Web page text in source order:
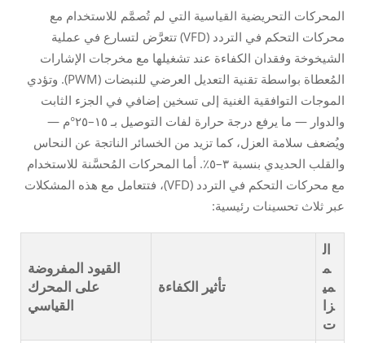
المحركات التحريضية القياسية التي لم تُصمَّم للاستخدام مع
محركات التحكم في التردد (VFD) تتعرَّض لتسارع في عملية
الشيخوخة وفقدان الكفاءة عند تشغيلها مع مخرجات الإشارات
المُعطاة بواسطة تقنية التعديل العرضي للنبضات (PWM). وتؤدي
الموجات التوافقية الغنية إلى تسخين إضافي في الجزء الثابت
والدوار — ما يرفع درجة حرارة لفات التوصيل بـ ١٥–٢٥°م —
ويُضعف سلامة العزل، كما تزيد من الخسائر الناتجة عن النحاس
والقلب الحديدي بنسبة ٣–٥٪. أما المحركات المُحسَّنة للاستخدام
مع محركات التحكم في التردد (VFD)، فتتعامل مع هذه المشكلات
عبر ثلاث تحسينات رئيسية:
ال
م
مي
زا
ت
تأثير الكفاءة
القيود المفروضة
على المحرك
القياسي